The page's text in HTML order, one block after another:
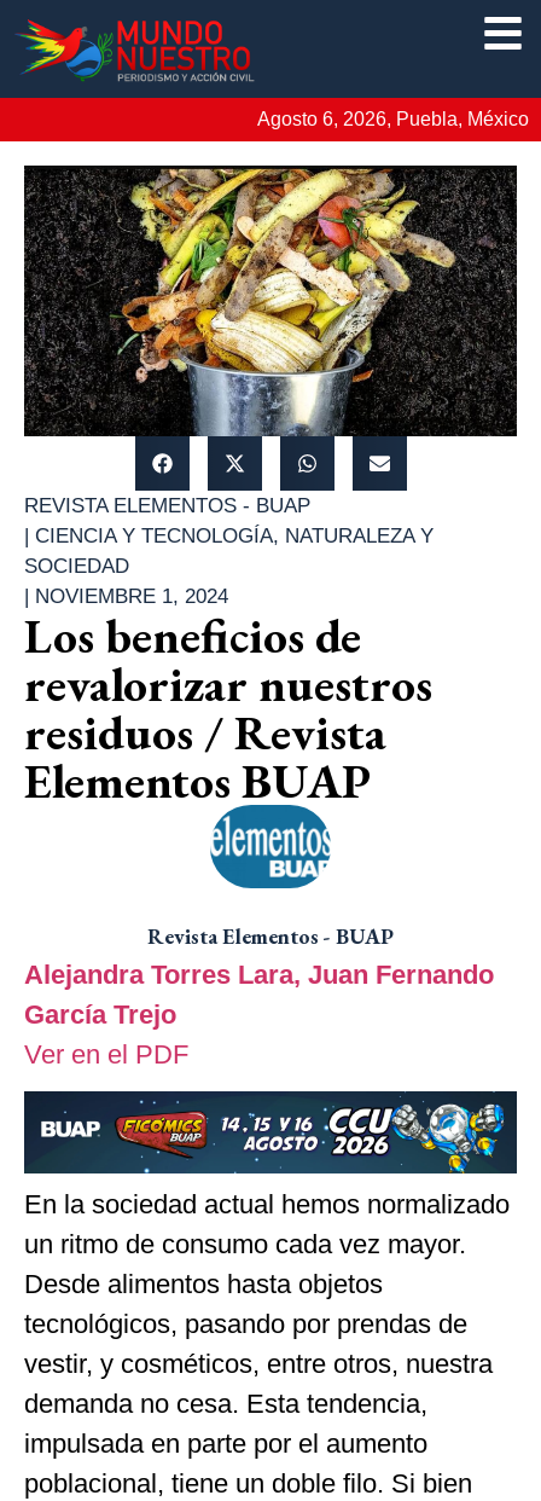
Agosto 6, 2026, Puebla, México
REVISTA ELEMENTOS - BUAP
| CIENCIA Y TECNOLOGÍA, NATURALEZA Y
SOCIEDAD
| NOVIEMBRE 1, 2024
Los beneficios de
revalorizar nuestros
residuos / Revista
Elementos BUAP
Revista Elementos - BUAP
Alejandra Torres Lara, Juan Fernando
García Trejo
Ver en el PDF
En la sociedad actual hemos normalizado
un ritmo de consumo cada vez mayor.
Desde alimentos hasta objetos
tecnológicos, pasando por prendas de
vestir, y cosméticos, entre otros, nuestra
demanda no cesa. Esta tendencia,
impulsada en parte por el aumento
poblacional, tiene un doble filo. Si bien